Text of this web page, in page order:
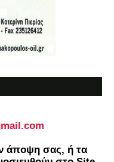
άποψη σας, ή τα